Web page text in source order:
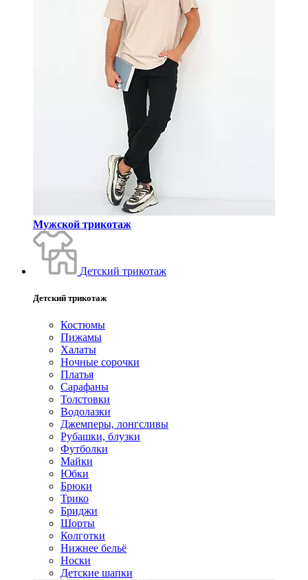
Мужской трикотаж
Детский трикотаж
Детский трикотаж
Костюмы
Пижамы
Халаты
Ночные сорочки
Платья
Сарафаны
Толстовки
Водолазки
Джемперы, лонгсливы
Рубашки, блузки
Футболки
Майки
Юбки
Брюки
Трико
Бриджи
Шорты
Колготки
Нижнее бельё
Носки
Детские шапки